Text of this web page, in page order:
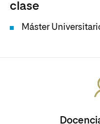
clase
Máster